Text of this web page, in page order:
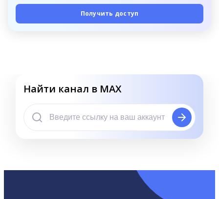
Получить доступ
Найти канал в MAX